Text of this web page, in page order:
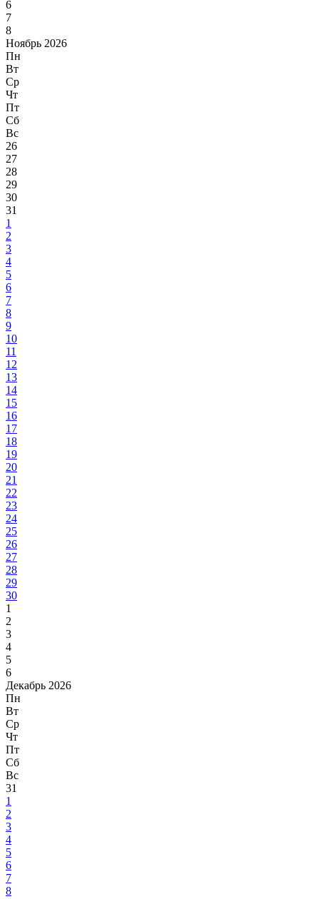
6
7
8
Ноябрь 2026
Пн
Вт
Ср
Чт
Пт
Сб
Вс
26
27
28
29
30
31
1
2
3
4
5
6
7
8
9
10
11
12
13
14
15
16
17
18
19
20
21
22
23
24
25
26
27
28
29
30
1
2
3
4
5
6
Декабрь 2026
Пн
Вт
Ср
Чт
Пт
Сб
Вс
31
1
2
3
4
5
6
7
8